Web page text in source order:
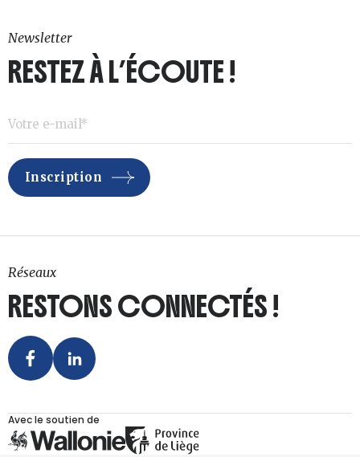
Newsletter
RESTEZ À L’ÉCOUTE !
Réseaux
RESTONS CONNECTÉS !
Avec le soutien de